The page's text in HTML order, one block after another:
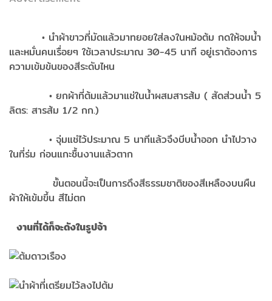
• นำผ้าขาวที่มัดแล้วมาทยอยใส่ลงในหม้อต้ม กดให้จมน้ำ
และหมั่นคนเรื่อยๆ ใช้เวลาประมาณ 30-45 นาที อยู่เราต้องการ
ความเข้มข้นของสีระดับไหน
• ยกผ้าที่ต้มแล้วมาแช่ในน้ำผสมสารส้ม ( สัดส่วนน้ำ 5
ลิตร: สารส้ม 1/2 กก.)
• จุ่มแช่ไว้ประมาณ 5 นาทีแล้วจึงบีบน้ำออก นำไปวาง
ในที่ร่ม ก่อนแกะชื้นงานแล้วตาก
ขั้นตอนนี้จะเป็นการดึงสีธรรมชาติของสีเหลืองบนผืน
ผ้าให้เข้มขึ้น สีไม่ตก
งานที่ได้ก็จะดังในรูปจ้า